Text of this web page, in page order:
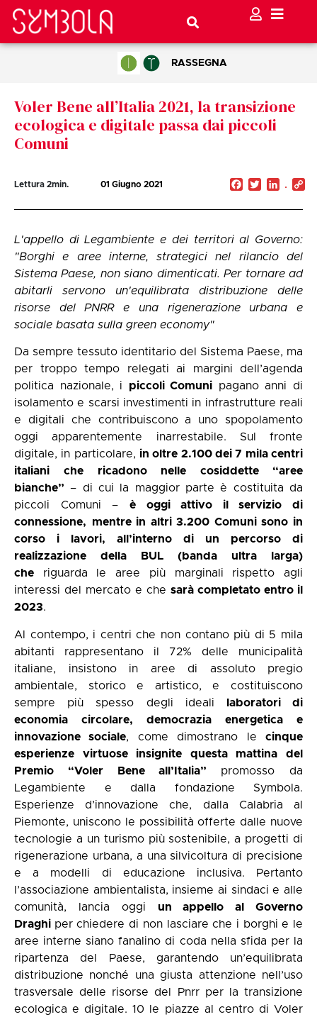
RASSEGNA
Voler Bene all’Italia 2021, la transizione
ecologica e digitale passa dai piccoli
Comuni
Lettura 2min. 01 Giugno 2021 Facebook
Twitter
L'appello di Legambiente e dei territori al Governo:
"Borghi e aree interne, strategici nel rilancio del
Sistema Paese, non siano dimenticati. Per tornare ad
abitarli servono un'equilibrata distribuzione delle
risorse del PNRR e una rigenerazione urbana e
sociale basata sulla green economy"
Da sempre tessuto identitario del Sistema Paese, ma
per troppo tempo relegati ai margini dell’agenda
politica nazionale, i piccoli Comuni pagano anni di
isolamento e scarsi investimenti in infrastrutture reali
e digitali che contribuiscono a uno spopolamento
oggi apparentemente inarrestabile. Sul fronte
digitale, in particolare, in oltre 2.100 dei 7 mila centri
italiani
che ricadono nelle cosiddette “aree
bianche” – di cui la maggior parte è costituita da
piccoli Comuni – è oggi attivo il servizio di
connessione,
mentre in altri 3.200 Comuni sono in
corso i lavori, all’interno di un percorso di
realizzazione della BUL (banda ultra larga)
che riguarda le aree più marginali rispetto agli
interessi del mercato e che sarà completato entro il
2023.
Al contempo, i centri che non contano più di 5 mila
abitanti rappresentano il 72% delle municipalità
italiane, insistono in aree di assoluto pregio
ambientale, storico e artistico, e costituiscono
sempre più spesso degli ideali
laboratori di
economia circolare, democrazia energetica e
innovazione sociale, come dimostrano lecinque
esperienze virtuose insignite questa mattina del
Premio “Voler Bene all’Italia” promosso da
Legambiente e dalla fondazione Symbola.
Esperienze d’innovazione che, dalla Calabria al
Piemonte, uniscono le possibilità offerte dalle nuove
tecnologie a un turismo più sostenibile, a progetti di
rigenerazione urbana, a una silvicoltura di precisione
e a modelli di educazione inclusiva. Pertanto
l’associazione ambientalista, insieme ai sindaci e alle
comunità, lancia oggi un appello al Governo
Draghi per chiedere di non lasciare che i borghi e le
aree interne siano fanalino di coda nella sfida per la
ripartenza del Paese, garantendo un’equilibrata
distribuzione nonché una giusta attenzione nell’uso
trasversale delle risorse del Pnrr per la transizione
ecologica e digitale. 10 le piazze al centro di Voler